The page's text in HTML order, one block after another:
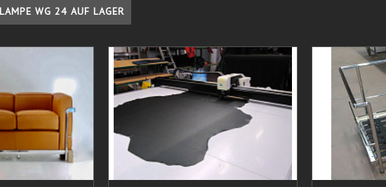
WG 24 AUF LAGER